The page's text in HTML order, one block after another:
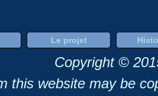
Le projet
Copyright ©
this website may be